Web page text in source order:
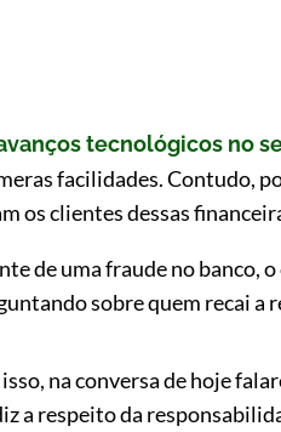
tecnológicos no
facilidades. Contudo,
os clientes dessas
de uma fraude no banco,
sobre quem recai a
na conversa de hoje
a respeito da